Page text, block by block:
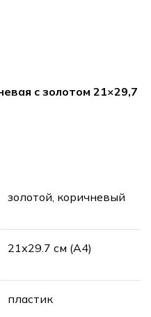
с золотом 21×29,7
золотой, коричневый
21х29.7 см (А4)
пластик